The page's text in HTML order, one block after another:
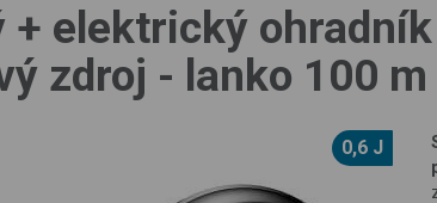
+ elektrický
zdroj - lanko 100 m
0,6 J